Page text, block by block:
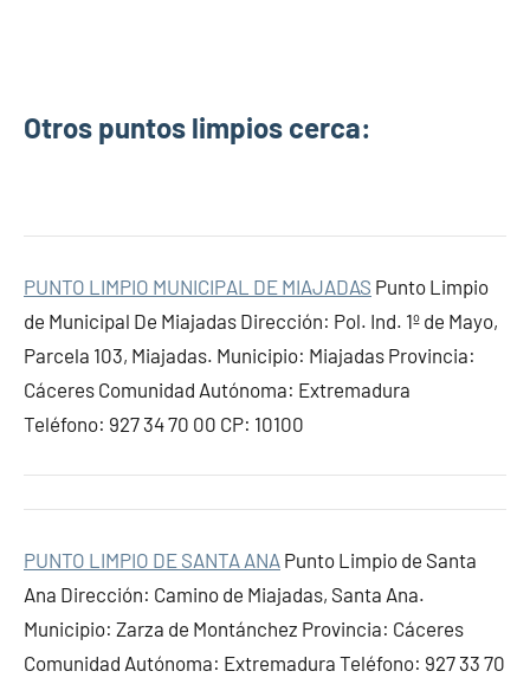
Otros puntos limpios cerca:
PUNTO LIMPIO MUNICIPAL DE MIAJADAS Punto Limpio
de Municipal De Miajadas Dirección: Pol. Ind. 1º de Mayo,
Parcela 103, Miajadas. Municipio: Miajadas Provincia:
Cáceres Comunidad Autónoma: Extremadura
Teléfono: 927 34 70 00 CP: 10100
PUNTO LIMPIO DE SANTA ANA Punto Limpio de Santa
Ana Dirección: Camino de Miajadas, Santa Ana.
Municipio: Zarza de Montánchez Provincia: Cáceres
Comunidad Autónoma: Extremadura Teléfono: 927 33 70